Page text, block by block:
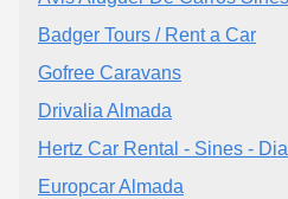
Badger Tours / Rent a Car
Gofree Caravans
Drivalia Almada
Hertz Car Rental - Sines -
Europcar Almada